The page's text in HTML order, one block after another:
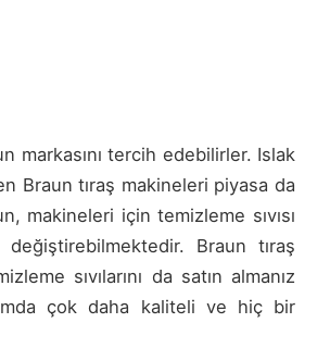
markasını tercih edebilirler. Islak
Braun tıraş makineleri piyasa da
makineleri için temizleme sıvısı
Braun tıraş
sıvılarını da satın almanız
çok daha kaliteli ve hiç bir